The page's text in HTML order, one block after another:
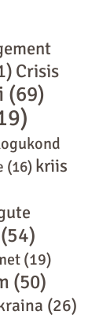
Crisis
(69)
(16) kriis
(54)
(19)
(50)
(26)